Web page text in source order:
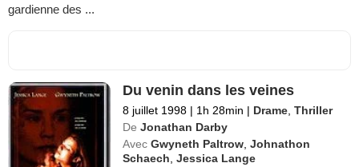
gardienne des ...
Du venin dans les veines
8 juillet 1998 | 1h 28min | Drame ,Thriller
De Jonathan Darby
Avec Gwyneth Paltrow ,Johnathon
Schaech ,Jessica Lange